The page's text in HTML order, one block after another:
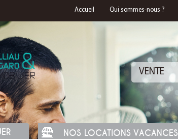
Accueil Qui sommes-nous ?
VENTE
NOS LOCATIONS VACANCES